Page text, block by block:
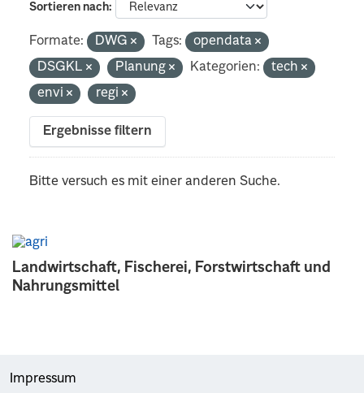
Landwirtschaft, Fischerei, Forstwirtschaft und
Nahrungsmittel
Sortieren nach
Formate: DWG Tags:
opendata
DSGKL
Planung Kategorien:
tech
envi
regi
Ergebnisse filtern
Bitte versuch es mit einer anderen Suche.
Impressum